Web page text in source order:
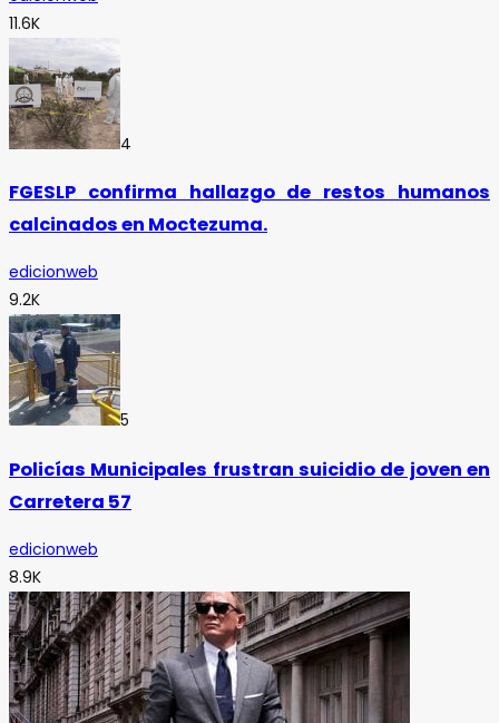
11.6K
4
FGESLP confirma hallazgo de restos humanos
calcinados en Moctezuma.
edicionweb
9.2K
5
Policías Municipales frustran suicidio de joven en
Carretera 57
edicionweb
8.9K